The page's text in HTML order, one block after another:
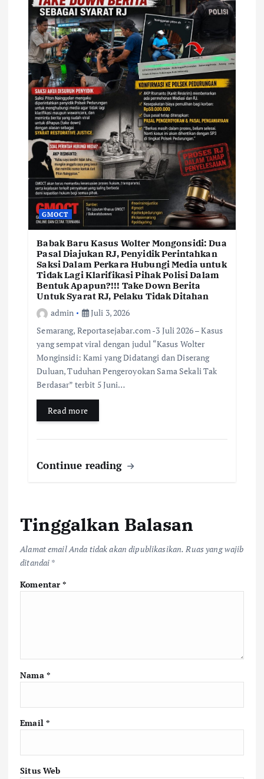
GMOCT
Babak Baru Kasus Wolter Mongonsidi: Dua
Pasal Diajukan RJ, Penyidik Perintahkan
Saksi Dalam Perkara Hubungi Media untuk
Tidak Lagi Klarifikasi Pihak Polisi Dalam
Bentuk Apapun?!!! Take Down Berita
Untuk Syarat RJ, Pelaku Tidak Ditahan
admin
Juli 3, 2026
Semarang, Reportasejabar.com -3 Juli 2026 – Kasus
yang sempat viral dengan judul “Kasus Wolter
Monginsidi: Kami yang Didatangi dan Diserang
Duluan, Tuduhan Pengeroyokan Sama Sekali Tak
Berdasar” terbit 5 Juni…
Read more
Continue reading
Tinggalkan Balasan
Alamat email Anda tidak akan dipublikasikan. Ruas yang wajib
ditandai *
Komentar*
Nama *
Email *
Situs Web